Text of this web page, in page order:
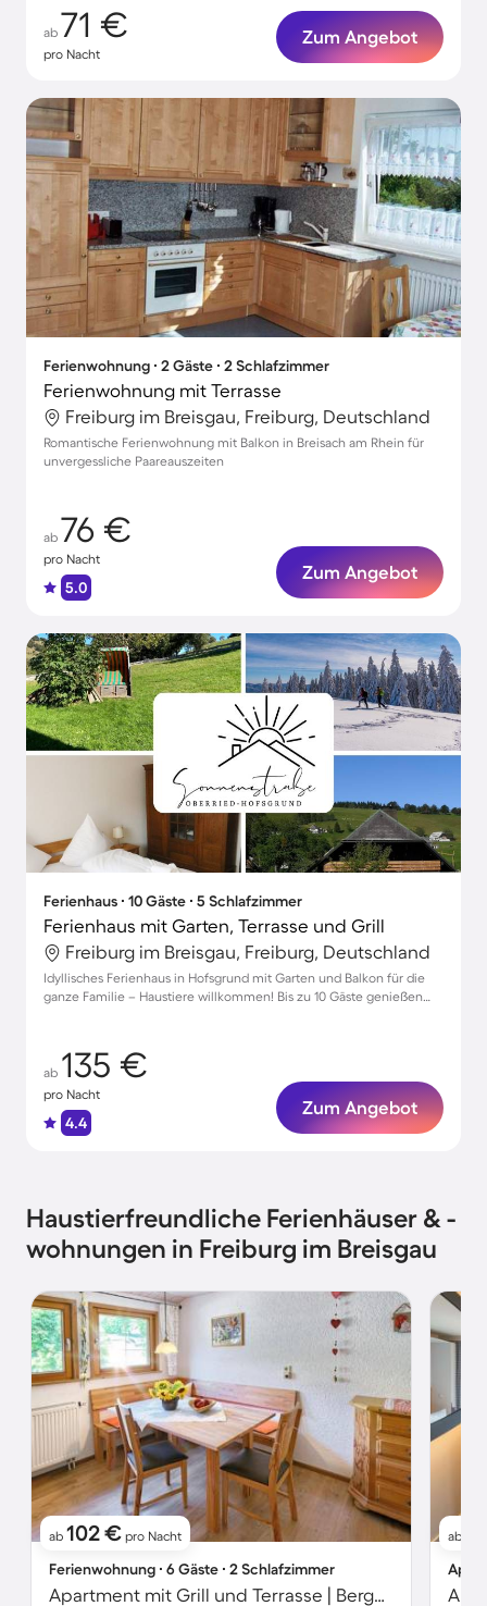
ab 71 €
pro Nacht
Zum Angebot
Ferienwohnung ∙ 2 Gäste ∙ 2 Schlafzimmer
Ferienwohnung mit Terrasse
Freiburg im Breisgau, Freiburg, Deutschland
Romantische Ferienwohnung mit Balkon in Breisach am Rhein für
unvergessliche Paareauszeiten
ab 76 €
pro Nacht
5.0
Zum Angebot
Ferienhaus ∙ 10 Gäste ∙ 5 Schlafzimmer
Ferienhaus mit Garten, Terrasse und Grill
Freiburg im Breisgau, Freiburg, Deutschland
Idyllisches Ferienhaus in Hofsgrund mit Garten und Balkon für die
ganze Familie – Haustiere willkommen! Bis zu 10 Gäste genießen
ab 135 €
pro Nacht
4.4
Zum Angebot
Haustierfreundliche Ferienhäuser & -
wohnungen in Freiburg im Breisgau
ab 102 € pro Nacht
Ferienwohnung ∙ 6 Gäste ∙ 2 Schlafzimmer
Apartment mit Grill und Terrasse | Bergblick
ab